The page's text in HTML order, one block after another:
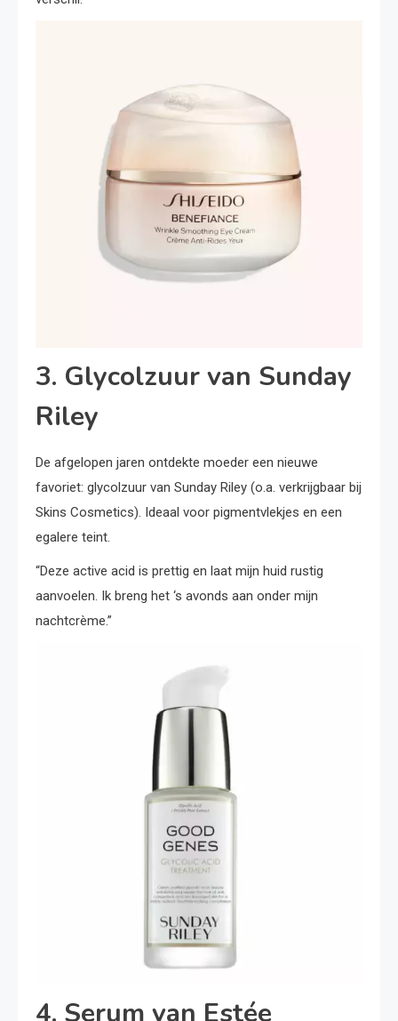
3. Glycolzuur van Sunday
Riley
De afgelopen jaren ontdekte moeder een nieuwe
favoriet: glycolzuur van Sunday Riley (o.a. verkrijgbaar bij
Skins Cosmetics). Ideaal voor pigmentvlekjes en een
egalere teint.
“Deze active acid is prettig en laat mijn huid rustig
aanvoelen. Ik breng het ‘s avonds aan onder mijn
nachtcrème.”
4. Serum van Estée